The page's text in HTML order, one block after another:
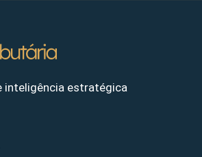
inteligência estratégica